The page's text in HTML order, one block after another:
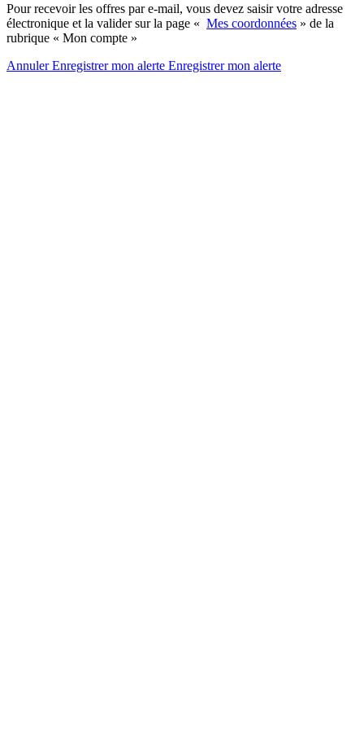
Pour recevoir les offres par e-mail, vous devez saisir votre adresse
électronique et la valider sur la page « Mes coordonnées » de la
rubrique « Mon compte »
AnnulerEnregistrer mon alerte Enregistrermon alerte